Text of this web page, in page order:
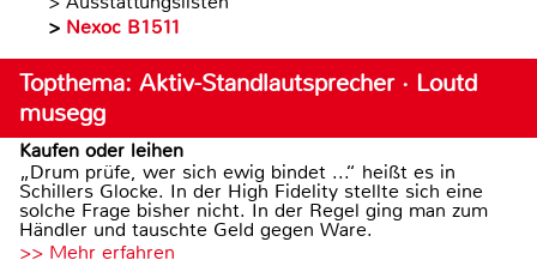
> Nexoc B1511
Topthema: Aktiv-Standlautsprecher · Loutd
musegg
Kaufen oder leihen
„Drum prüfe, wer sich ewig bindet ...“ heißt es in
Schillers Glocke. In der High Fidelity stellte sich eine
solche Frage bisher nicht. In der Regel ging man zum
Händler und tauschte Geld gegen Ware.
>> Mehr erfahren